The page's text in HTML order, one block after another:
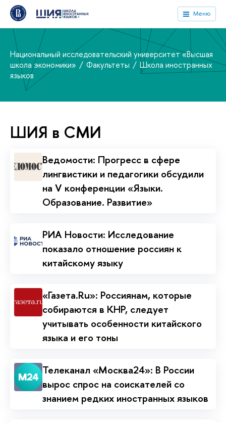
Меню
Национальный исследовательский университет «Высшая
школа экономики»
Факультеты
Школа иностранных
языков
ШИЯ в СМИ
Ведомости: Прогресс в сфере
лингвистики и педагогики обсудили
на V конференции «Языки.
Образование. Развитие»
РИА Новости: Исследование
показало отношение россиян к
китайскому языку
«Газета.Ru»: Россиянам, которые
собираются в КНР, следует
учитывать особенности китайского
языка и его тоны
Телеканал «Москва24»: В России
вырос спрос на соискателей со
знанием редких иностранных языков